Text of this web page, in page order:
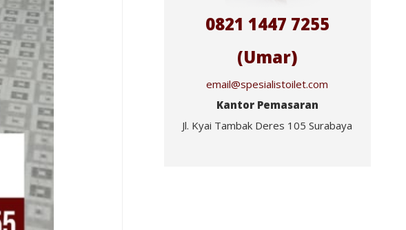
0821 1447 7255
(Umar)
email@spesialistoilet.com
Kantor Pemasaran
Jl. Kyai Tambak Deres 105 Surabaya